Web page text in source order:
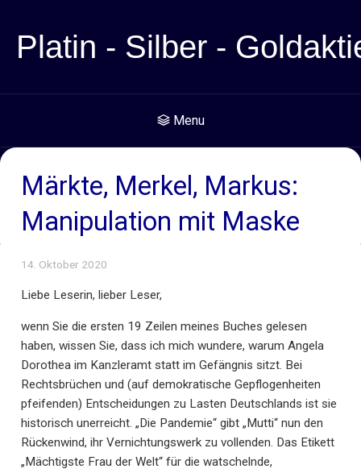
Platin - Silber -
Menu
Märkte, Merkel, Markus:
Manipulation mit Maske
14. Oktober 2020
Liebe Leserin, lieber Leser,
wenn Sie die ersten 19 Zeilen meines Buches gelesen
haben, wissen Sie, dass ich mich wundere, warum Angela
Dorothea im Kanzleramt statt im Gefängnis sitzt. Bei
Rechtsbrüchen und (auf demokratische Gepflogenheiten
pfeifenden) Entscheidungen zu Lasten Deutschlands ist sie
historisch unerreicht. „Die Pandemie“ gibt „Mutti“ nun den
Rückenwind, ihr Vernichtungswerk zu vollenden. Das Etikett
„Mächtigste Frau der Welt“ für die watschelnde,